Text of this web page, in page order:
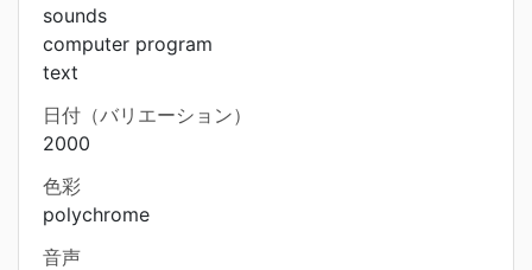
sounds
computer program
text
日付（バリエーション）
2000
色彩
polychrome
音声